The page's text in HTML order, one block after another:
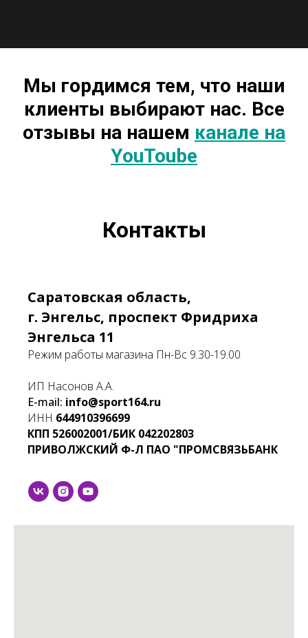
Мы гордимся тем, что наши
клиенты выбирают нас. Все
отзывы на нашем канале на
YouToube
Контакты
Саратовская область,
г. Энгельс, проспект Фридриха
Энгельса 11
Режим работы магазина Пн-Вс 9.30-19.00
ИП Насонов А.А.
E-mail: info@sport164.ru
ИНН 644910396699
КПП 526002001/БИК 042202803
ПРИВОЛЖСКИЙ Ф-Л ПАО "ПРОМСВЯЗЬБАНК